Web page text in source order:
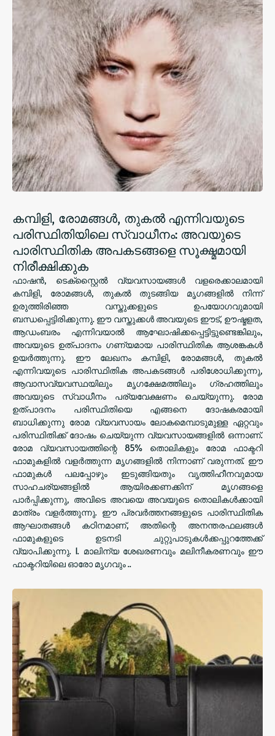
കമ്പിളി, രോമങ്ങൾ, തുകൽ എന്നിവയുടെ
പരിസ്ഥിതിയിലെ സ്വാധീനം: അവയുടെ
പാരിസ്ഥിതിക അപകടങ്ങളെ സൂക്ഷ്മമായി
നിരീക്ഷിക്കുക
ഫാഷൻ, ടെക്സ്റ്റൈൽ വ്യവസായങ്ങൾ വളരെക്കാലമായി
കമ്പിളി, രോമങ്ങൾ, തുകൽ തുടങ്ങിയ മൃഗങ്ങളിൽ നിന്ന്
ഉരുത്തിരിഞ്ഞ വസ്തുക്കളുടെ ഉപയോഗവുമായി
ബന്ധപ്പെട്ടിരിക്കുന്നു. ഈ വസ്തുക്കൾ അവയുടെ ഈട്, ഊഷ്മളത,
ആഡംബരം എന്നിവയാൽ ആഘോഷിക്കപ്പെട്ടിട്ടുണ്ടെങ്കിലും,
അവയുടെ ഉത്പാദനം ഗണ്യമായ പാരിസ്ഥിതിക ആശങ്കകൾ
ഉയർത്തുന്നു. ഈ ലേഖനം കമ്പിളി, രോമങ്ങൾ, തുകൽ
എന്നിവയുടെ പാരിസ്ഥിതിക അപകടങ്ങൾ പരിശോധിക്കുന്നു,
ആവാസവ്യവസ്ഥയിലും മൃഗക്ഷേമത്തിലും ഗ്രഹത്തിലും
അവയുടെ സ്വാധീനം പര്യവേക്ഷണം ചെയ്യുന്നു. രോമ
ഉത്പാദനം പരിസ്ഥിതിയെ എങ്ങനെ ദോഷകരമായി
ബാധിക്കുന്നു രോമ വ്യവസായം ലോകമെമ്പാടുമുള്ള ഏറ്റവും
പരിസ്ഥിതിക്ക് ദോഷം ചെയ്യുന്ന വ്യവസായങ്ങളിൽ ഒന്നാണ്.
രോമ വ്യവസായത്തിന്റെ 85% തൊലികളും രോമ ഫാക്ടറി
ഫാമുകളിൽ വളർത്തുന്ന മൃഗങ്ങളിൽ നിന്നാണ് വരുന്നത്. ഈ
ഫാമുകൾ പലപ്പോഴും ഇടുങ്ങിയതും വൃത്തിഹീനവുമായ
സാഹചര്യങ്ങളിൽ ആയിരക്കണക്കിന് മൃഗങ്ങളെ
പാർപ്പിക്കുന്നു, അവിടെ അവയെ അവയുടെ തൊലികൾക്കായി
മാത്രം വളർത്തുന്നു. ഈ പ്രവർത്തനങ്ങളുടെ പാരിസ്ഥിതിക
ആഘാതങ്ങൾ കഠിനമാണ്, അതിന്റെ അനന്തരഫലങ്ങൾ
ഫാമുകളുടെ ഉടനടി ചുറ്റുപാടുകൾക്കപ്പുറത്തേക്ക്
വ്യാപിക്കുന്നു. 1. മാലിന്യ ശേഖരണവും മലിനീകരണവും ഈ
ഫാക്ടറിയിലെ ഓരോ മൃഗവും ..